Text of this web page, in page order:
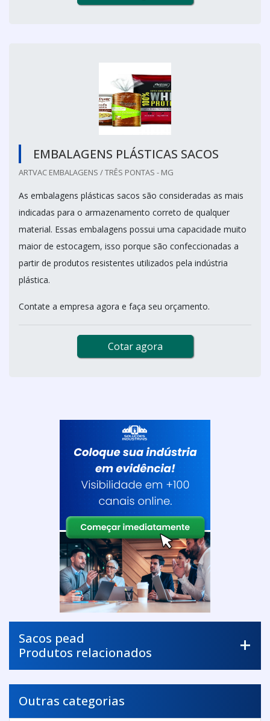
EMBALAGENS PLÁSTICAS SACOS
ARTVAC EMBALAGENS / TRÊS PONTAS - MG
As embalagens plásticas sacos são consideradas as mais
indicadas para o armazenamento correto de qualquer
material. Essas embalagens possui uma capacidade muito
maior de estocagem, isso porque são confeccionadas a
partir de produtos resistentes utilizados pela indústria
plástica.
Contate a empresa agora e faça seu orçamento.
Cotar agora
Sacos pead
Produtos relacionados
Outras categorias